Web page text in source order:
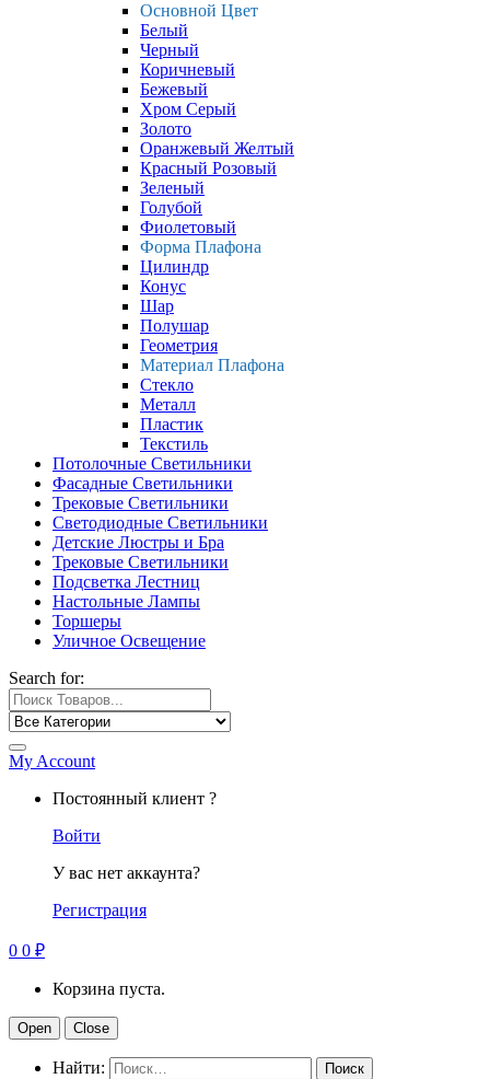
Основной Цвет
Белый
Черный
Коричневый
Бежевый
Хром Серый
Золото
Оранжевый Желтый
Красный Розовый
Зеленый
Голубой
Фиолетовый
Форма Плафона
Цилиндр
Конус
Шар
Полушар
Геометрия
Материал Плафона
Стекло
Металл
Пластик
Текстиль
Потолочные Светильники
Фасадные Светильники
Трековые Светильники
Светодиодные Светильники
Детские Люстры и Бра
Трековые Светильники
Подсветка Лестниц
Настольные Лампы
Торшеры
Уличное Освещение
Search for:
My Account
Постоянный клиент ?
Войти
У вас нет аккаунта?
Регистрация
0 0 ₽
Корзина пуста.
Open Close
Найти: